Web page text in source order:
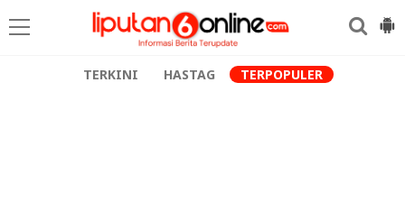
TERKINI HASTAG TERPOPULER